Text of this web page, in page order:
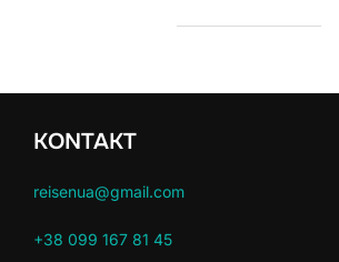
KONTAKT
reisenua@gmail.com
+38 099 167 81 45